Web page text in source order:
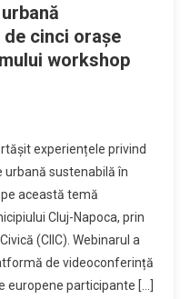
cinci orașe
workshop
experiențele privind
sustenabilă în
această temă
Cluj-Napoca, prin
(CIIC). Webinarul a
de videoconferință
europene participante […]